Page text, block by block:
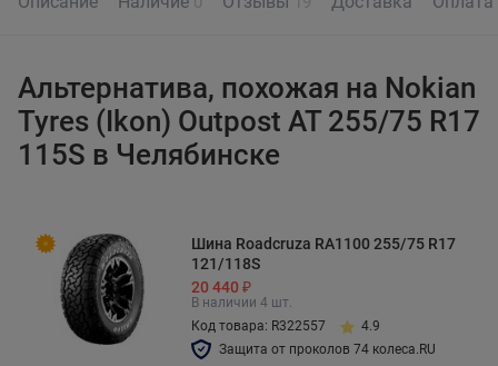
Альтернатива, похожая на Nokian
Tyres (Ikon) Outpost AT 255/75 R17
115S в Челябинске
Шина Roadcruza RA1100 255/75 R17
121/118S
20 440 ₽
В наличии 4 шт.
Код товара: R322557
4.9
Защита от проколов 74 колеса.RU